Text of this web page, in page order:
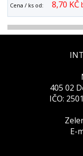
Cena / ks od: 8,70 KČ
405 02
IČO:
E-